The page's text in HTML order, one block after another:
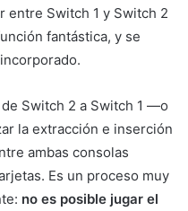
entre Switch 1 y Switch 2
fantástica, y se
Switch 2 a Switch 1 —o
la extracción e inserción
ambas consolas
Es un proceso muy
no es posible jugar el